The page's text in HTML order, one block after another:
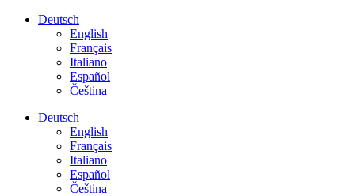
Deutsch
English
Français
Italiano
Español
Čeština
Deutsch
English
Français
Italiano
Español
Čeština